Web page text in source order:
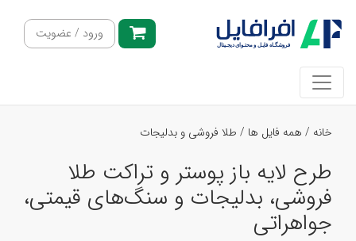
ورود / عضویت
خانه / همه فایل ها / طلا فروشی و بدلیجات
طرح لایه باز پوستر و تراکت طلا
فروشی، بدلیجات و سنگ‌های قیمتی،
جواهراتی